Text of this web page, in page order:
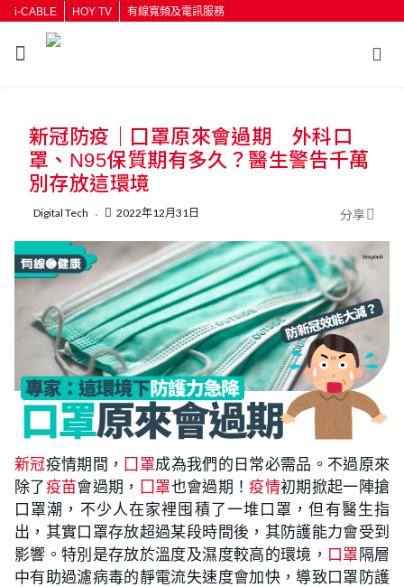
i-CABLE HOY TV 有線寬頻及電訊服務
按輸入鍵開始搜尋
新冠防疫｜囗罩原來會過期 外科口
罩、N95保質期有多久？醫生警告千萬
別存放這環境
Digital Tech 2022年12月31日 分享
新冠疫情期間， 囗罩成為我們的日常必需品。不過原來
除了疫苗會過期， 囗罩也會過期！疫情初期掀起一陣搶
口罩潮，不少人在家裡囤積了一堆口罩，但有醫生指
出，其實口罩存放超過某段時間後，其防護能力會受到
影響。特別是存放於溫度及濕度較高的環境， 口罩隔層
中有助過濾病毒的靜電流失速度會加快，導致口罩防護